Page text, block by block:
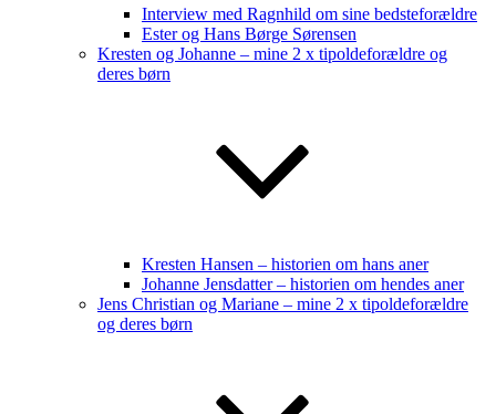
Interview med Ragnhild om sine bedsteforældre
Ester og Hans Børge Sørensen
Kresten og Johanne – mine 2 x tipoldeforældre og
deres børn
Kresten Hansen – historien om hans aner
Johanne Jensdatter – historien om hendes aner
Jens Christian og Mariane – mine 2 x tipoldeforældre
og deres børn